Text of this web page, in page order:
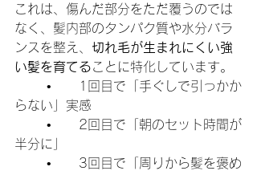
これは、傷んだ部分をただ覆うのでは
なく、髪内部のタンパク質や水分バラ
ンスを整え、 切れ毛が生まれにくい強
い髪を育てることに特化しています。
らない」実感
半分に」